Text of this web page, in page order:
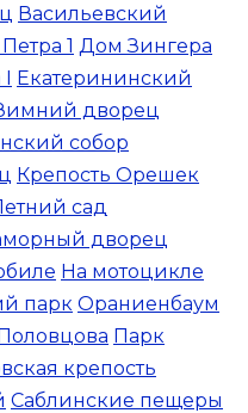
Васильевский
1 Дом Зингера
Екатерининский
дворец
собор
Крепость Орешек
сад
дворец
На мотоцикле
парк Ораниенбаум
Парк
крепость
Саблинские пещеры